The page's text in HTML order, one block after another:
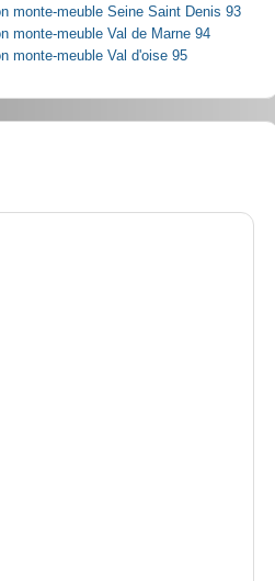
monte-meuble Seine Saint Denis 93
monte-meuble Val de Marne 94
monte-meuble Val d'oise 95